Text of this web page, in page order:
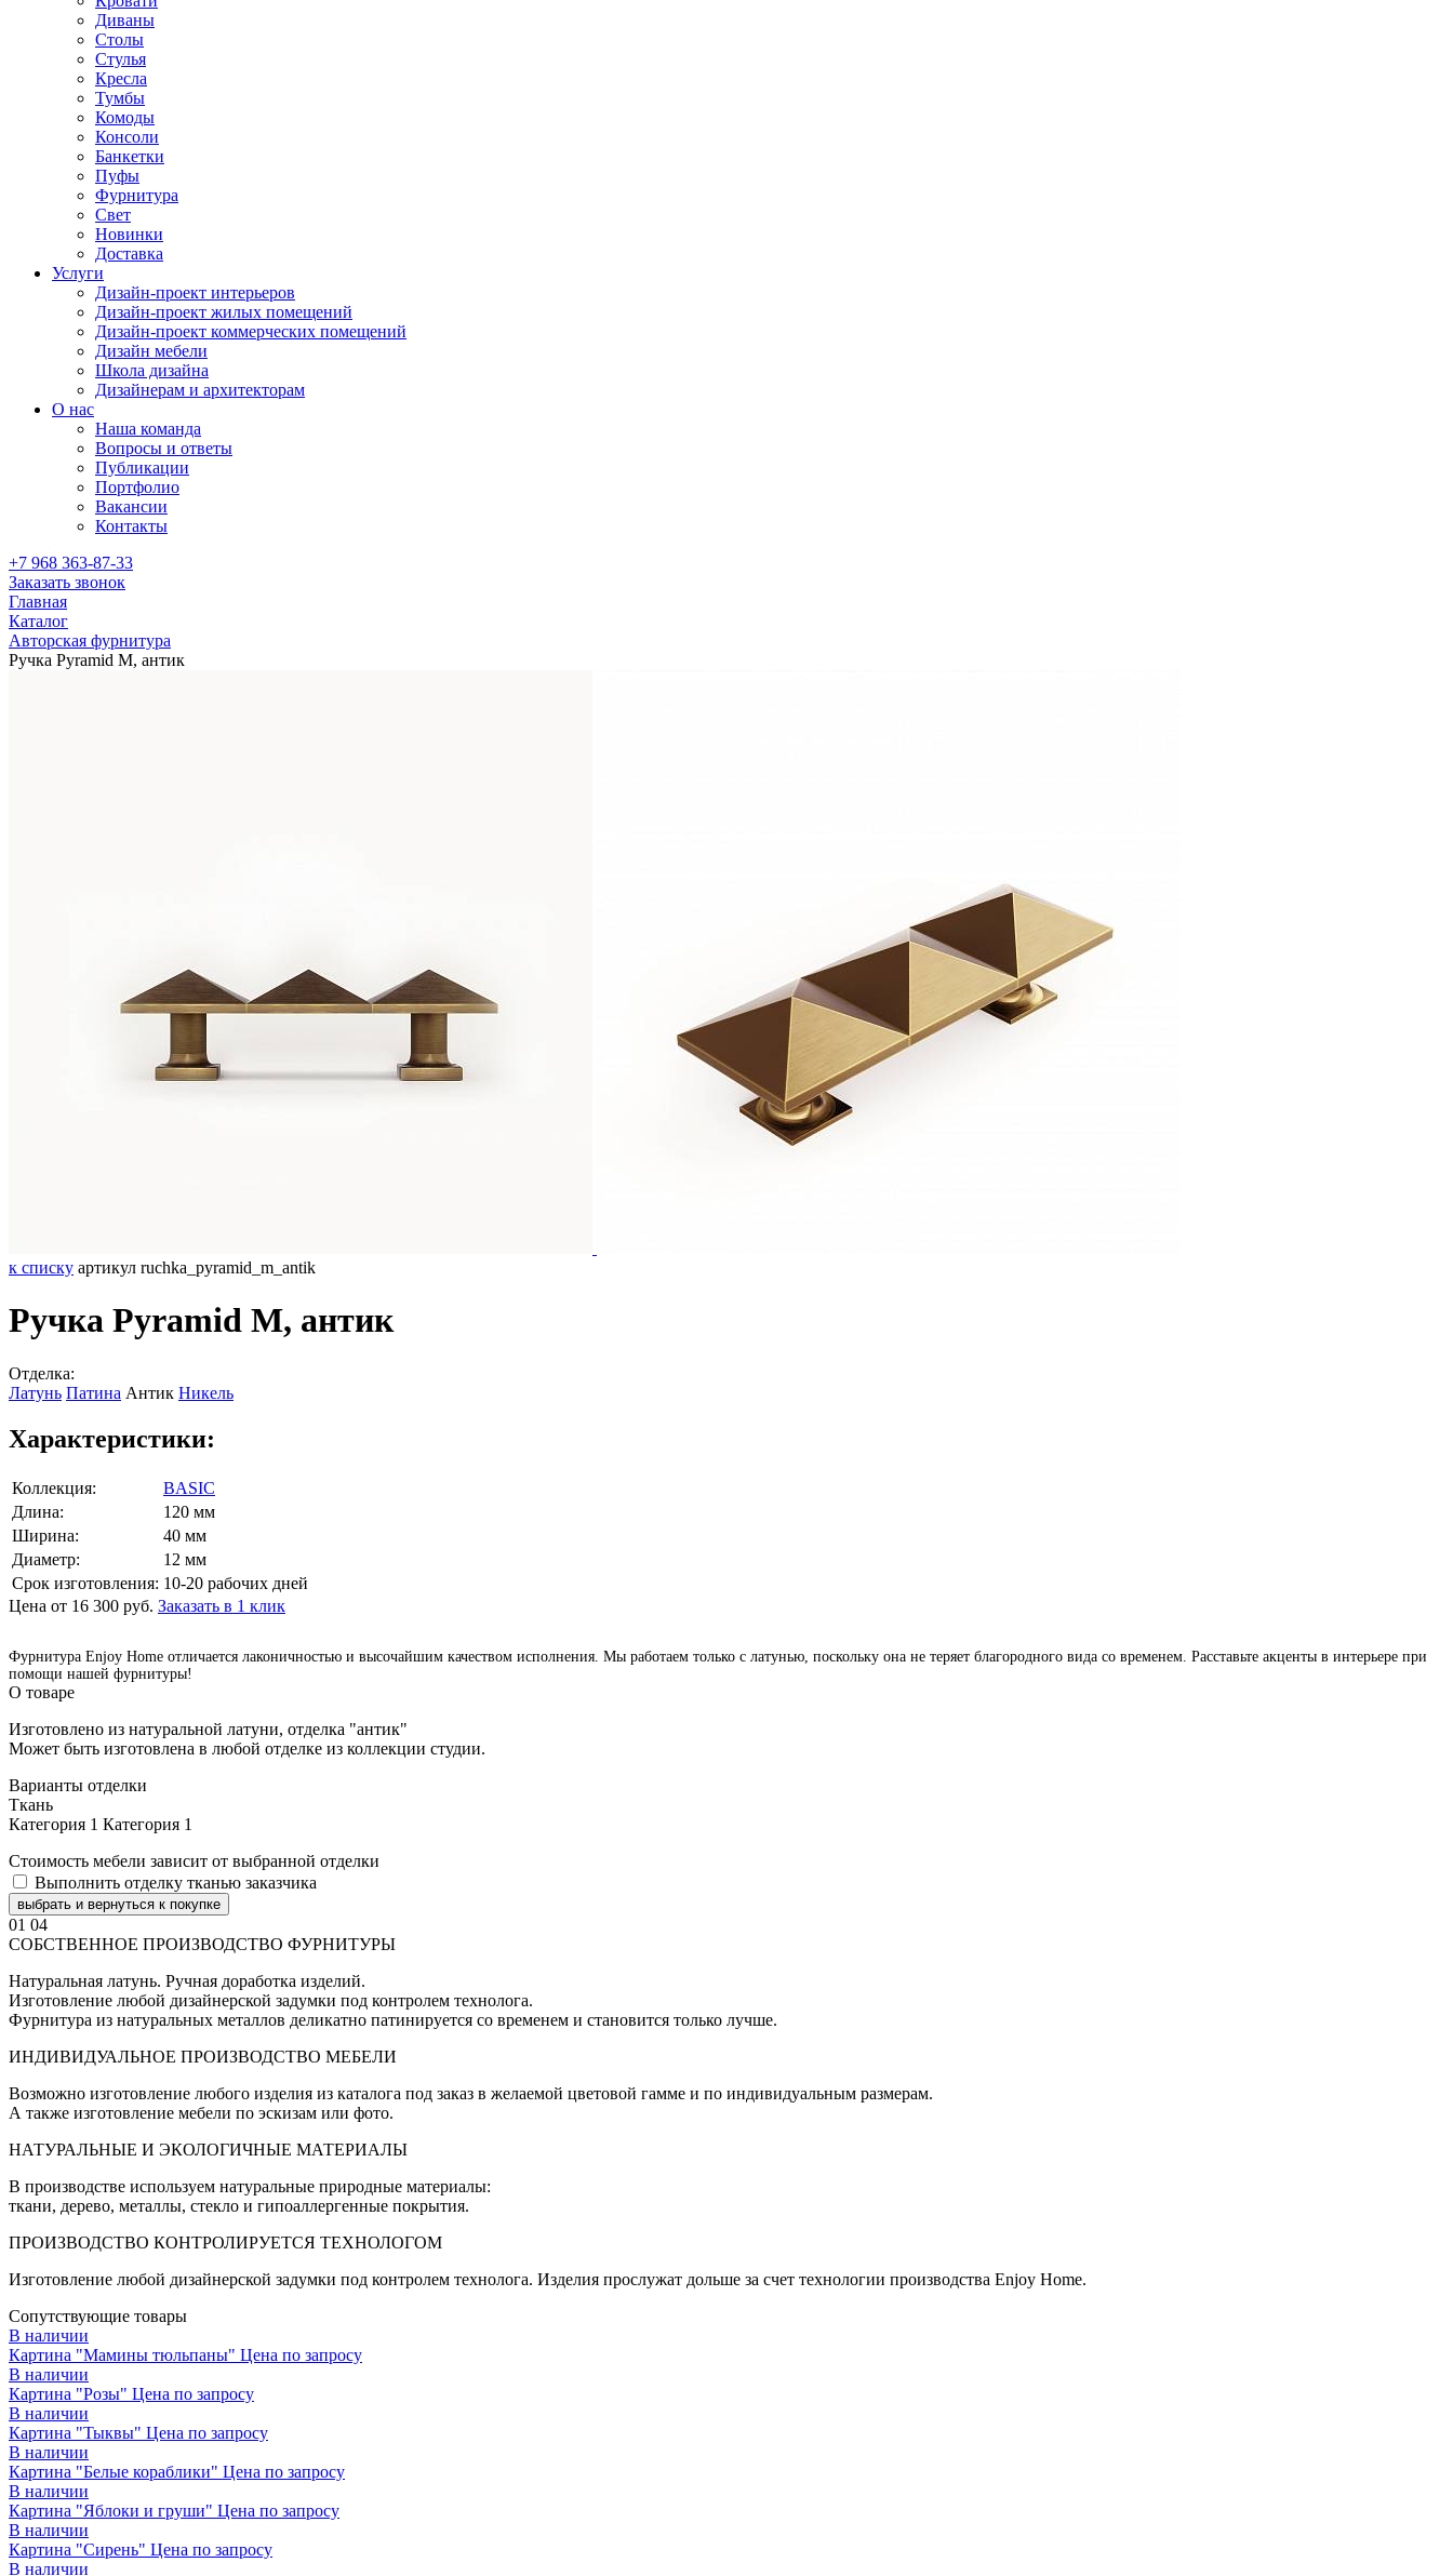
Диваны
Столы
Стулья
Кресла
Тумбы
Комоды
Консоли
Банкетки
Пуфы
Фурнитура
Свет
Новинки
Доставка
Услуги
Дизайн-проект интерьеров
Дизайн-проект жилых помещений
Дизайн-проект коммерческих помещений
Дизайн мебели
Школа дизайна
Дизайнерам и архитекторам
О нас
Наша команда
Вопросы и ответы
Публикации
Портфолио
Вакансии
Контакты
+7 968 363-87-33
Заказать звонок
Главная
Каталог
Авторская фурнитура
Ручка Pyramid M, антик
к списку артикул ruchka_pyramid_m_antik
Ручка Pyramid M, антик
Отделка:
Латунь Патина Антик Никель
Характеристики:
Коллекция:
BASIC
Длина:
120 мм
Ширина:
40 мм
Диаметр:
12 мм
Срок изготовления: 10-20 рабочих дней
Цена от 16 300 руб. Заказать в 1 клик
Фурнитура Enjoy Home отличается лаконичностью и высочайшим качеством исполнения. Мы работаем только с латунью, поскольку она не теряет благородного вида со временем. Расставьте акценты в интерьере при
помощи нашей фурнитуры!
О товаре
Изготовлено из натуральной латуни, отделка "антик"
Может быть изготовлена в любой отделке из коллекции студии.
Варианты отделки
Ткань
Категория 1 Категория 1
Стоимость мебели зависит от выбранной отделки
Выполнить отделку тканью заказчика
выбрать и вернуться к покупке
01 04
СОБСТВЕННОЕ ПРОИЗВОДСТВО ФУРНИТУРЫ
Натуральная латунь. Ручная доработка изделий.
Изготовление любой дизайнерской задумки под контролем технолога.
Фурнитура из натуральных металлов деликатно патинируется со временем и становится только лучше.
ИНДИВИДУАЛЬНОЕ ПРОИЗВОДСТВО МЕБЕЛИ
Возможно изготовление любого изделия из каталога под заказ в желаемой цветовой гамме и по индивидуальным размерам.
А также изготовление мебели по эскизам или фото.
НАТУРАЛЬНЫЕ И ЭКОЛОГИЧНЫЕ МАТЕРИАЛЫ
В производстве используем натуральные природные материалы:
ткани, дерево, металлы, стекло и гипоаллергенные покрытия.
ПРОИЗВОДСТВО КОНТРОЛИРУЕТСЯ ТЕХНОЛОГОМ
Изготовление любой дизайнерской задумки под контролем технолога. Изделия прослужат дольше за счет технологии производства Enjoy Home.
Сопутствующие товары
В наличии
Картина "Мамины тюльпаны" Цена по запросу
В наличии
Картина "Розы" Цена по запросу
В наличии
Картина "Тыквы" Цена по запросу
В наличии
Картина "Белые кораблики" Цена по запросу
В наличии
Картина "Яблоки и груши" Цена по запросу
В наличии
Картина "Сирень" Цена по запросу
В наличии